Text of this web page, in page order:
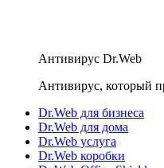
Антивирус Dr.Web
Антивирус, который
Dr.Web для бизнеса
Dr.Web для дома
Dr.Web услуга
Dr.Web коробки